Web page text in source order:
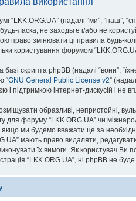
“LKK.ORG.UA” (надалі “ми”, “наш”,
ласка, не заходьте і/або не
право змінювати ці правила будь-
користування форумом
скрипта phpBB (надалі “вони”,
“GNU General Public License v2”
і підтримкою інтернет-дискусій і
образливі, непристойні,
для форуму “LKK.ORG.UA” чи
ми будемо вважати це за
мають право видаляти,
їх вимоги. Як користувач
“LKK.ORG.UA”, ні phpBB не